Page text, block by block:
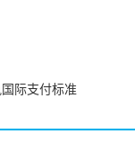
际支付标准